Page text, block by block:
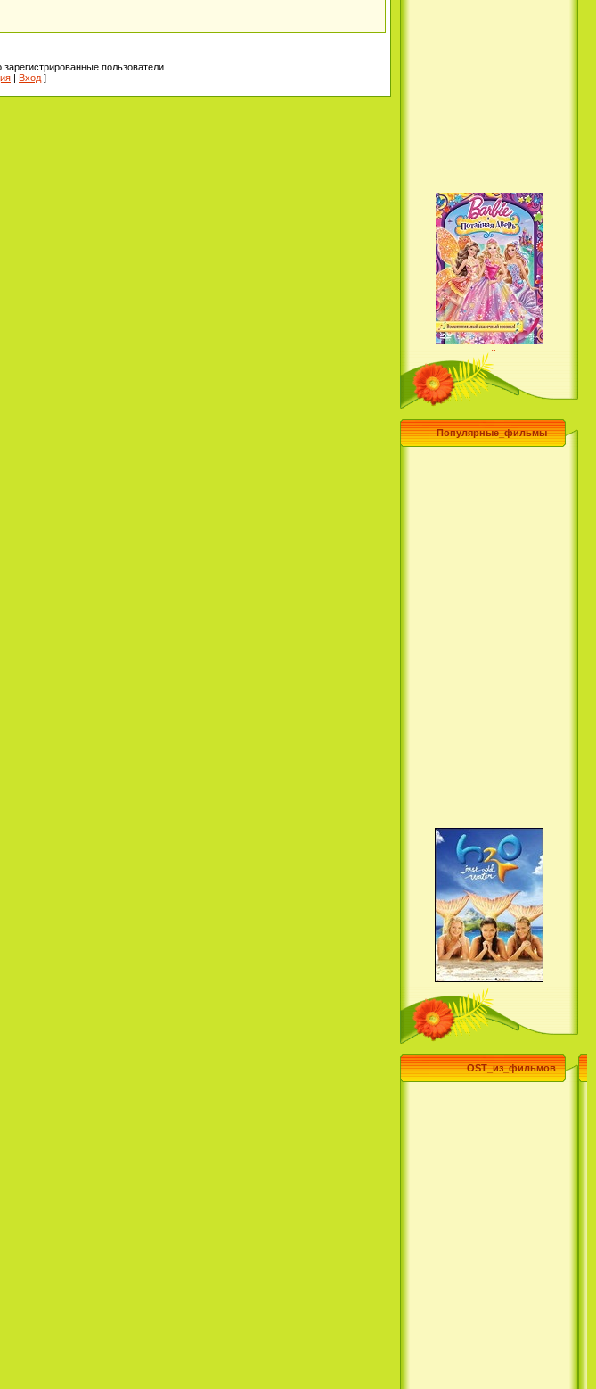
пользователи.
| Вход ]
Барби и потайная дверь /
Barbie and the Secret Door
(2014)
Семейка Крудс / The Croods
(2013)
Эпик / Epic (2013)
Популярные_фильмы
H2O: Просто добавь воды (3
Сезон) / H2O: Just Add Water
(3 Season) (сериал)
OST_из_фильмов